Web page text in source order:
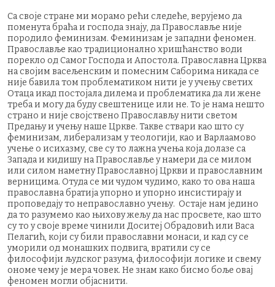
Са своје стране ми морамо рећи следеће, верујемо да
поменута браћа и господа знају, да Православље није
породило феминизам. Феминизам је западни феномен.
Православље као традиционално хришћанство води
порекло од Самог Господа и Апостола. Православна Црква
на својим васељенским и помесним Саборима никада се
није бавила том проблематиком нити је у учењу светих
Отаца икад постојала дилема и проблематика да ли жене
треба и могу да буду свештенице или не. То је нама нешто
страно и није својствено Православљу нити светом
Предању и учењу наше Цркве. Такве ствари као што су
феминизам, либерализам у теологији, као и Варлаамово
учење о исихазму, све су то лажна учења која долазе са
Запада и кидишу на Православље у намери да се милом
или силом наметну Православној Цркви и православним
верницима. Отуда се ми чудом чудимо, како то ова наша
православна братија упорно и упорно инсистирају и
проповедају то неправославно учењу. Остаје нам једино
да то разумемо као њихову жељу да нас просвете, као што
су то у своје време чинили Доситеј Обрадовић или Васа
Пелагић, који су били православни монаси, и кад су се
уморили од монашких подвига, вратили су се
философији људског разума, философији логике и свему
ономе чему је мера човек. Не знам како бисмо боље овај
феномен могли објаснити.